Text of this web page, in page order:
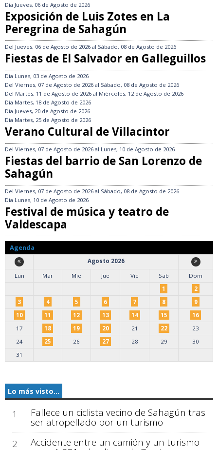
Día Jueves, 06 de Agosto de 2026
Exposición de Luis Zotes en La
Peregrina de Sahagún
Del Jueves, 06 de Agosto de 2026 al Sábado, 08 de Agosto de 2026
Fiestas de El Salvador en Galleguillos
Día Lunes, 03 de Agosto de 2026
Del Viernes, 07 de Agosto de 2026 al Sábado, 08 de Agosto de 2026
Del Martes, 11 de Agosto de 2026 al Miércoles, 12 de Agosto de 2026
Día Martes, 18 de Agosto de 2026
Día Jueves, 20 de Agosto de 2026
Día Martes, 25 de Agosto de 2026
Verano Cultural de Villacintor
Del Viernes, 07 de Agosto de 2026 al Lunes, 10 de Agosto de 2026
Fiestas del barrio de San Lorenzo de
Sahagún
Del Viernes, 07 de Agosto de 2026 al Sábado, 08 de Agosto de 2026
Día Lunes, 10 de Agosto de 2026
Festival de música y teatro de
Valdescapa
Agenda
Agosto 2026
Lun
Mar Mie Jue Vie Sab
Dom
1
2
3
4 5 6 7 8
9
10
11 12 13 14 15
16
17
18 19 20 21 22
23
24
25 26 27 28 29
30
31
Lo más visto...
1 Fallece un ciclista vecino de Sahagún tras
ser atropellado por un turismo
2
Accidente entre un camión y un turismo